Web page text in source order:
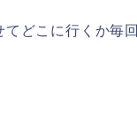
どこに行くか毎回